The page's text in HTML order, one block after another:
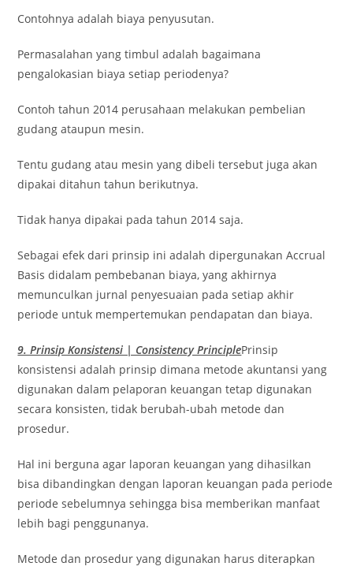
Contohnya adalah biaya penyusutan.
Permasalahan yang timbul adalah bagaimana
pengalokasian biaya setiap periodenya?
Contoh tahun 2014 perusahaan melakukan pembelian
gudang ataupun mesin.
Tentu gudang atau mesin yang dibeli tersebut juga akan
dipakai ditahun tahun berikutnya.
Tidak hanya dipakai pada tahun 2014 saja.
Sebagai efek dari prinsip ini adalah dipergunakan Accrual
Basis didalam pembebanan biaya, yang akhirnya
memunculkan jurnal penyesuaian pada setiap akhir
periode untuk mempertemukan pendapatan dan biaya.
9. Prinsip Konsistensi | Consistency PrinciplePrinsip
konsistensi adalah prinsip dimana metode akuntansi yang
digunakan dalam pelaporan keuangan tetap digunakan
secara konsisten, tidak berubah-ubah metode dan
prosedur.
Hal ini berguna agar laporan keuangan yang dihasilkan
bisa dibandingkan dengan laporan keuangan pada periode
periode sebelumnya sehingga bisa memberikan manfaat
lebih bagi penggunanya.
Metode dan prosedur yang digunakan harus diterapkan